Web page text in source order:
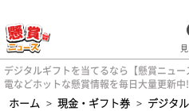
デジタルギフトを当てるなら【懸賞ニュ
電などホットな懸賞情報を毎日大量更新中!
ホーム > 現金・ギフト券 > デジタ